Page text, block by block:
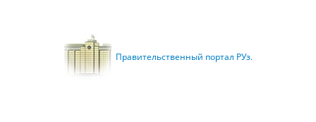
Правительственный портал РУз.